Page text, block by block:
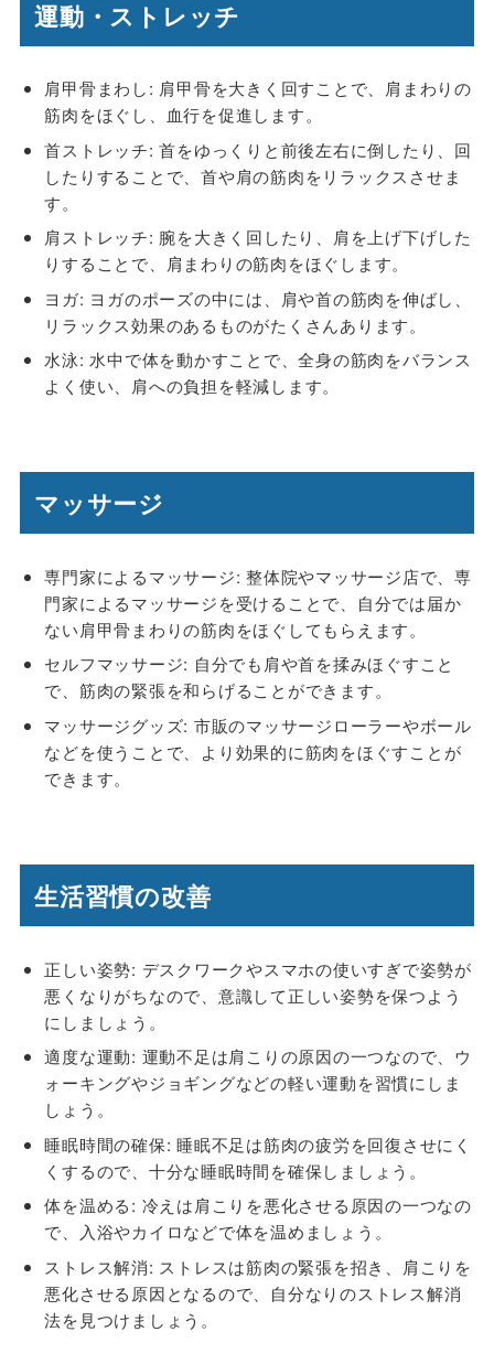
運動・ストレッチ
肩甲骨まわし: 肩甲骨を大きく回すことで、肩まわりの
筋肉をほぐし、血行を促進します。
首ストレッチ: 首をゆっくりと前後左右に倒したり、回
したりすることで、首や肩の筋肉をリラックスさせま
す。
肩ストレッチ: 腕を大きく回したり、肩を上げ下げした
りすることで、肩まわりの筋肉をほぐします。
ヨガ: ヨガのポーズの中には、肩や首の筋肉を伸ばし、
リラックス効果のあるものがたくさんあります。
水泳: 水中で体を動かすことで、全身の筋肉をバランス
よく使い、肩への負担を軽減します。
マッサージ
専門家によるマッサージ: 整体院やマッサージ店で、専
門家によるマッサージを受けることで、自分では届か
ない肩甲骨まわりの筋肉をほぐしてもらえます。
セルフマッサージ: 自分でも肩や首を揉みほぐすこと
で、筋肉の緊張を和らげることができます。
マッサージグッズ: 市販のマッサージローラーやボール
などを使うことで、より効果的に筋肉をほぐすことが
できます。
生活習慣の改善
正しい姿勢: デスクワークやスマホの使いすぎで姿勢が
悪くなりがちなので、意識して正しい姿勢を保つよう
にしましょう。
適度な運動: 運動不足は肩こりの原因の一つなので、ウ
ォーキングやジョギングなどの軽い運動を習慣にしま
しょう。
睡眠時間の確保: 睡眠不足は筋肉の疲労を回復させにく
くするので、十分な睡眠時間を確保しましょう。
体を温める: 冷えは肩こりを悪化させる原因の一つなの
で、入浴やカイロなどで体を温めましょう。
ストレス解消: ストレスは筋肉の緊張を招き、肩こりを
悪化させる原因となるので、自分なりのストレス解消
法を見つけましょう。